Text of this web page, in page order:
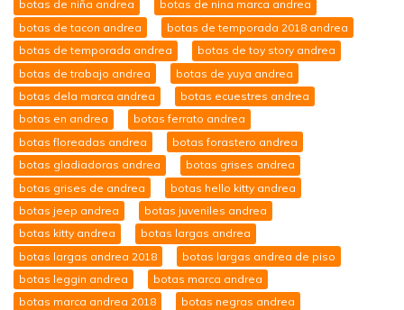
botas de niña andrea
botas de nina marca andrea
botas de tacon andrea
botas de temporada 2018 andrea
botas de temporada andrea
botas de toy story andrea
botas de trabajo andrea
botas de yuya andrea
botas dela marca andrea
botas ecuestres andrea
botas en andrea
botas ferrato andrea
botas floreadas andrea
botas forastero andrea
botas gladiadoras andrea
botas grises andrea
botas grises de andrea
botas hello kitty andrea
botas jeep andrea
botas juveniles andrea
botas kitty andrea
botas largas andrea
botas largas andrea 2018
botas largas andrea de piso
botas leggin andrea
botas marca andrea
botas marca andrea 2018
botas negras andrea